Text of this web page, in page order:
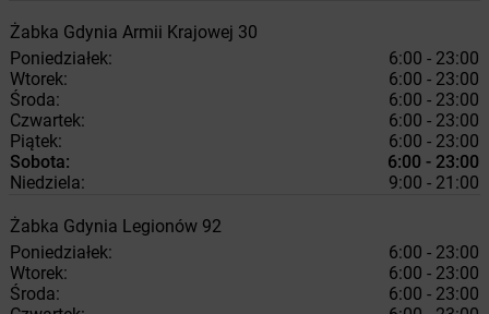
Żabka Gdynia Armii Krajowej 30
Poniedziałek:
6:00 - 23:00
Wtorek:
6:00 - 23:00
Środa:
6:00 - 23:00
Czwartek:
6:00 - 23:00
Piątek:
6:00 - 23:00
Sobota:
6:00 - 23:00
Niedziela:
9:00 - 21:00
Żabka Gdynia Legionów 92
Poniedziałek:
6:00 - 23:00
Wtorek:
6:00 - 23:00
Środa:
6:00 - 23:00